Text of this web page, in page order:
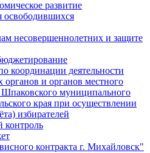
развитие
несовершеннолетних и защите
координации деятельности
органов и органов местного
Шпаковского муниципального
края при осуществлении
избирателей
контракта г. Михайловск"